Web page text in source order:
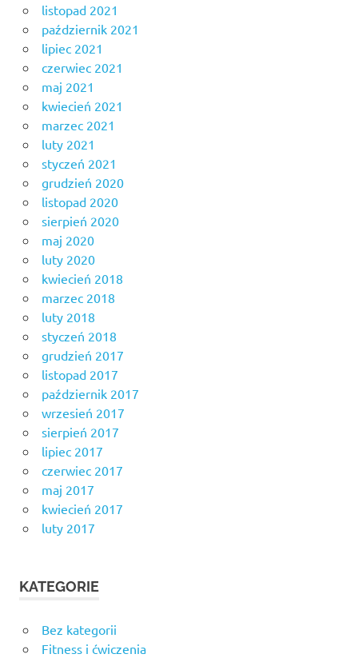
listopad 2021
październik 2021
lipiec 2021
czerwiec 2021
maj 2021
kwiecień 2021
marzec 2021
luty 2021
styczeń 2021
grudzień 2020
listopad 2020
sierpień 2020
maj 2020
luty 2020
kwiecień 2018
marzec 2018
luty 2018
styczeń 2018
grudzień 2017
listopad 2017
październik 2017
wrzesień 2017
sierpień 2017
lipiec 2017
czerwiec 2017
maj 2017
kwiecień 2017
luty 2017
KATEGORIE
Bez kategorii
Fitness i ćwiczenia